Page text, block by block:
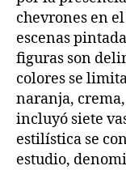
chevrones en
escenas
figuras son
colores se
naranja,
incluyó siete
estilística se
estudio,